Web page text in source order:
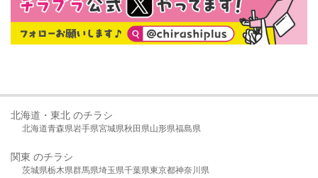
北海道・東北 のチラシ
北海道青森県岩手県宮城県秋田県山形県福島県
関東 のチラシ
茨城県栃木県群馬県埼玉県千葉県東京都神奈川県